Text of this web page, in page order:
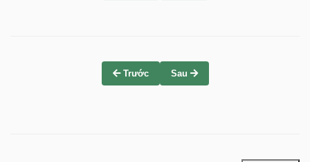
Trước Sau